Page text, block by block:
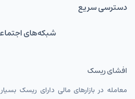
دسترسی سریع
شبکه‌های
افشای ریسک
معامله در بازارهای مالی دارای ریسک